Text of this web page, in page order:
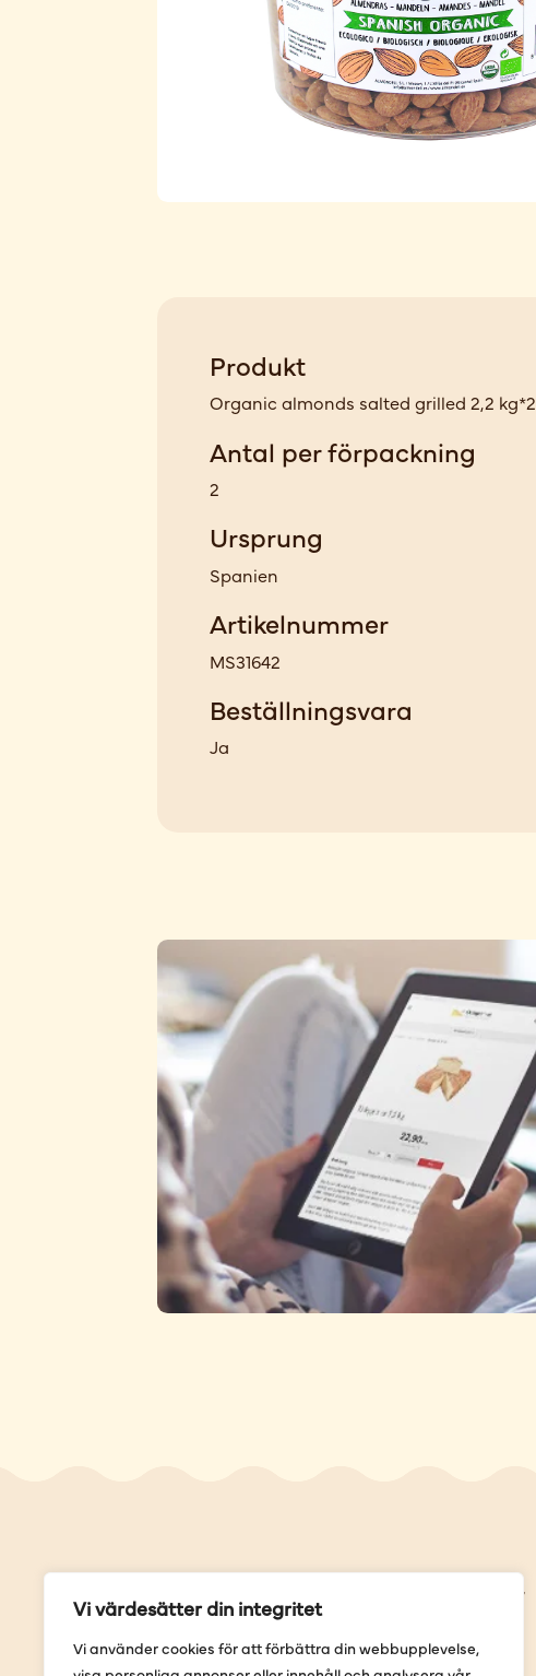
Vi värdesätter din integritet
Vi använder cookies för att förbättra din webbupplevelse,
Produkt
Organic almonds salted grilled 2,2 kg*2
Antal per förpackning
2
Ursprung
Spanien
Artikelnummer
MS31642
Beställningsvara
Ja
Genvägar
Våra butiker
Sortiment